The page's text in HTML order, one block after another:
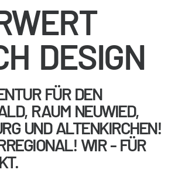
DESIGN
FÜR DEN
RAUM NEUWIED,
UND ALTENKIRCHEN!
WIR - FÜR